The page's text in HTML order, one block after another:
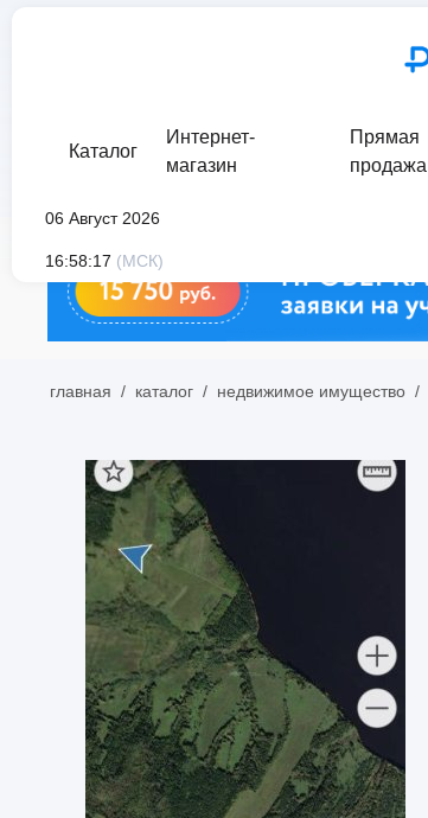
Каталог
Интернет-
магазин
Прямая
продажа
06 Август 2026
16:58:17 (МСК)
главная / каталог / недвижимое имущество /